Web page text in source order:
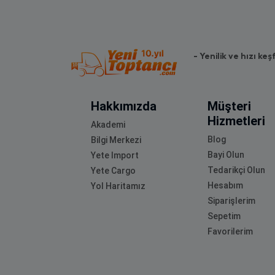
- Yenilik ve hızı
Hakkımızda
Akademi
Bilgi Merkezi
Yete Import
Yete Cargo
Yol Haritamız
Müşteri
Hizmetleri
Blog
Bayi Olun
Tedarikçi Olun
Hesabım
Siparişlerim
Sepetim
Favorilerim